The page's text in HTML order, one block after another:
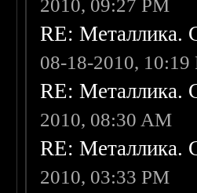
2010, 09:27 PM
RE: Металлика.
08-18-2010, 10:19
RE: Металлика.
2010, 08:30 AM
RE: Металлика.
2010, 03:33 PM